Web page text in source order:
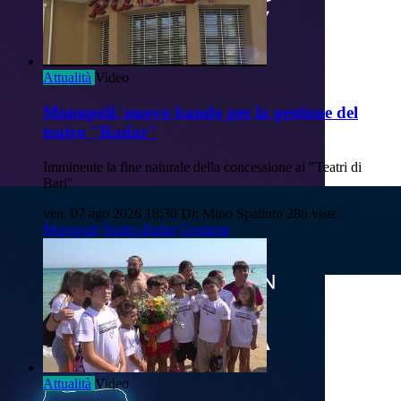
Attualità Video
Monopoli: nuovo bando per la gestione del
teatro "Radar"
Imminente la fine naturale della concessione ai "Teatri di
Bari"
ven, 07 ago 2026 18:30 Di: Mino Spalluto 286 viste
Monopoli Teatro-Radar Gestione
Attualità Video